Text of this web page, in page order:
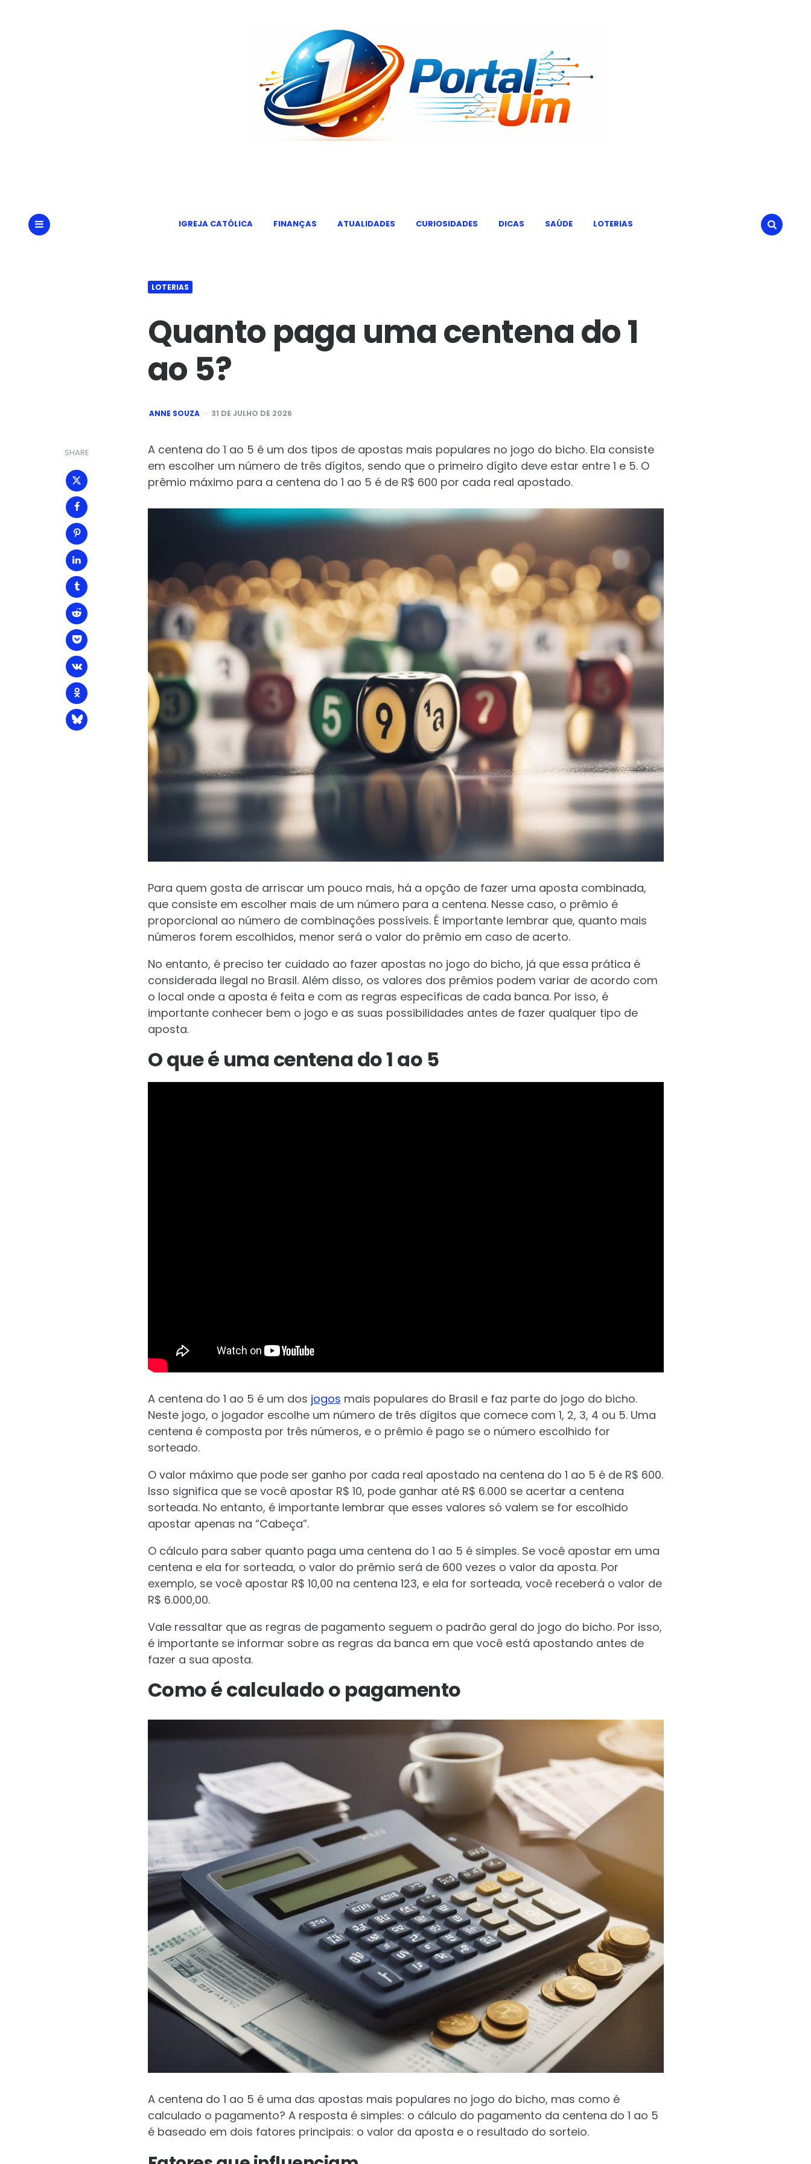
IGREJA CATÓLICA FINANÇAS ATUALIDADES CURIOSIDADES DICAS SAÚDE
LOTERIAS
LOTERIAS
Quanto paga uma centena do 1
ao 5?
POSTED
BY
ANNE SOUZA 31 DE JULHO DE 2026
SHARE
A centena do 1 ao 5 é um dos tipos de apostas mais populares no jogo do bicho. Ela consiste
em escolher um número de três dígitos, sendo que o primeiro dígito deve estar entre 1 e 5. O
prêmio máximo para a centena do 1 ao 5 é de R$ 600 por cada real apostado.
Para quem gosta de arriscar um pouco mais, há a opção de fazer uma aposta combinada,
que consiste em escolher mais de um número para a centena. Nesse caso, o prêmio é
proporcional ao número de combinações possíveis. É importante lembrar que, quanto mais
números forem escolhidos, menor será o valor do prêmio em caso de acerto.
No entanto, é preciso ter cuidado ao fazer apostas no jogo do bicho, já que essa prática é
considerada ilegal no Brasil. Além disso, os valores dos prêmios podem variar de acordo com
o local onde a aposta é feita e com as regras específicas de cada banca. Por isso, é
importante conhecer bem o jogo e as suas possibilidades antes de fazer qualquer tipo de
aposta.
O que é uma centena do 1 ao 5
A centena do 1 ao 5 é um dos jogos mais populares do Brasil e faz parte do jogo do bicho.
Neste jogo, o jogador escolhe um número de três dígitos que comece com 1, 2, 3, 4 ou 5. Uma
centena é composta por três números, e o prêmio é pago se o número escolhido for
sorteado.
O valor máximo que pode ser ganho por cada real apostado na centena do 1 ao 5 é de R$ 600.
Isso significa que se você apostar R$ 10, pode ganhar até R$ 6.000 se acertar a centena
sorteada. No entanto, é importante lembrar que esses valores só valem se for escolhido
apostar apenas na “Cabeça”.
O cálculo para saber quanto paga uma centena do 1 ao 5 é simples. Se você apostar em uma
centena e ela for sorteada, o valor do prêmio será de 600 vezes o valor da aposta. Por
exemplo, se você apostar R$ 10,00 na centena 123, e ela for sorteada, você receberá o valor de
R$ 6.000,00.
Vale ressaltar que as regras de pagamento seguem o padrão geral do jogo do bicho. Por isso,
é importante se informar sobre as regras da banca em que você está apostando antes de
fazer a sua aposta.
Como é calculado o pagamento
A centena do 1 ao 5 é uma das apostas mais populares no jogo do bicho, mas como é
calculado o pagamento? A resposta é simples: o cálculo do pagamento da centena do 1 ao 5
é baseado em dois fatores principais: o valor da aposta e o resultado do sorteio.